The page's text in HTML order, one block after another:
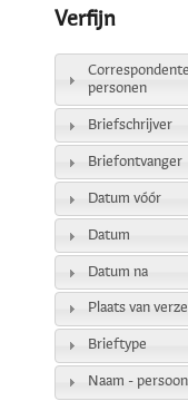
Verfijn
personen
Briefschrijver
Briefontvanger
Datum vóór
Datum
Datum na
Plaats van
Brieftype
Naam - persoon